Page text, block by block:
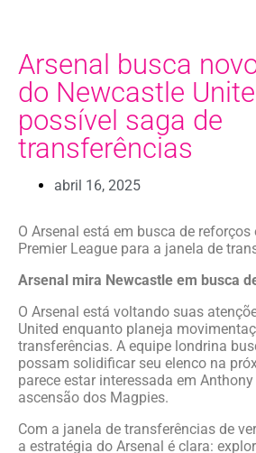
Arsenal busca
do Newcastle
possível saga de
transferências
abril 16, 2025
O Arsenal está em busca de
Premier League para a janela de
Arsenal mira Newcastle em busca
O Arsenal está voltando suas
United enquanto planeja
transferências. A equipe londrina
possam solidificar seu elenco na
parece estar interessada em
ascensão dos Magpies.
Com a janela de transferências de
a estratégia do Arsenal é clara: